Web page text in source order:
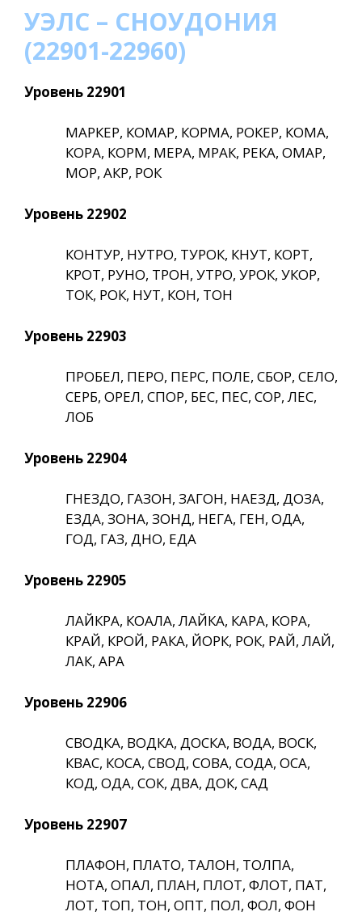
УЭЛС – СНОУДОНИЯ
(22901-22960)
Уровень 22901
МАРКЕР, КОМАР, КОРМА, РОКЕР, КОМА,
КОРА, КОРМ, МЕРА, МРАК, РЕКА, ОМАР,
МОР, АКР, РОК
Уровень 22902
КОНТУР, НУТРО, ТУРОК, КНУТ, КОРТ,
КРОТ, РУНО, ТРОН, УТРО, УРОК, УКОР,
ТОК, РОК, НУТ, КОН, ТОН
Уровень 22903
ПРОБЕЛ, ПЕРО, ПЕРС, ПОЛЕ, СБОР, СЕЛО,
СЕРБ, ОРЕЛ, СПОР, БЕС, ПЕС, СОР, ЛЕС,
ЛОБ
Уровень 22904
ГНЕЗДО, ГАЗОН, ЗАГОН, НАЕЗД, ДОЗА,
ЕЗДА, ЗОНА, ЗОНД, НЕГА, ГЕН, ОДА,
ГОД, ГАЗ, ДНО, ЕДА
Уровень 22905
ЛАЙКРА, КОАЛА, ЛАЙКА, КАРА, КОРА,
КРАЙ, КРОЙ, РАКА, ЙОРК, РОК, РАЙ, ЛАЙ,
ЛАК, АРА
Уровень 22906
СВОДКА, ВОДКА, ДОСКА, ВОДА, ВОСК,
КВАС, КОСА, СВОД, СОВА, СОДА, ОСА,
КОД, ОДА, СОК, ДВА, ДОК, САД
Уровень 22907
ПЛАФОН, ПЛАТО, ТАЛОН, ТОЛПА,
НОТА, ОПАЛ, ПЛАН, ПЛОТ, ФЛОТ, ПАТ,
ЛОТ, ТОП, ТОН, ОПТ, ПОЛ, ФОЛ, ФОН